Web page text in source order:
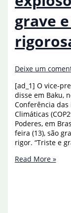
grave
Deixe um
[ad_1] O vice-
disse em Baku,
Conferência
Climáticas
Poderes, em
feira (13), são
rigor. “Triste e
Alckmin
Read More »